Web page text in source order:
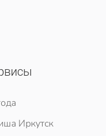
Иркутск